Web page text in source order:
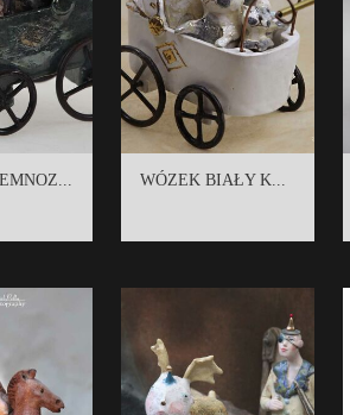
WÓZEK BIAŁY K...